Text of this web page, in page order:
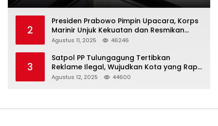
2
Presiden Prabowo Pimpin Upacara, Korps
Marinir Unjuk Kekuatan dan Resmikan
Struktur Baru
Agustus 11, 2025 46246
3
Satpol PP Tulungagung Tertibkan
Reklame Ilegal, Wujudkan Kota yang Rapi
dan Indah
Agustus 12, 2025 44600